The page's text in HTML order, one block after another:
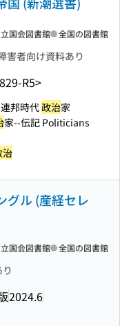
害者向け資料あり
R5>
国会図書館 全国の図書館
邦時代政治家
家--伝記 Politicians
治
グル (産経セレ
2024.6
国会図書館 全国の図書館